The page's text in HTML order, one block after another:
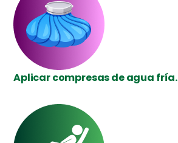
Aplicar compresas de agua fría.